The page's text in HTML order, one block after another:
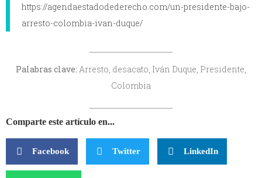
https://agendaestadodederecho.com/un-presidente-bajo-
arresto-colombia-ivan-duque/
Palabras clave: Arresto, desacato, Iván Duque, Presidente,
Colombia
Comparte este artículo en...
Facebook Twitter LinkedIn